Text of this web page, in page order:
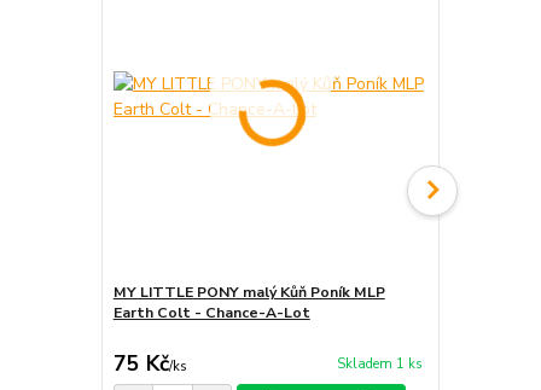
MY LITTLE PONY malý Kůň Poník MLP
Earth Colt - Chance-A-Lot
75 Kč/ks Skladem 1 ks